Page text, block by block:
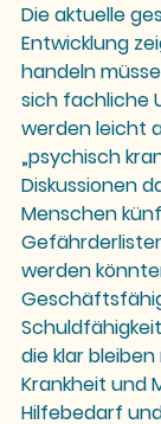
Die aktuelle
Entwicklung
handeln
sich fachliche
werden leicht
„psychisch
Diskussionen
Menschen
werden
die klar
Krankheit und
Hilfebedarf